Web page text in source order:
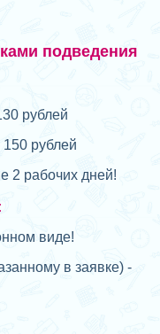
подведения
рублей
150 рублей
2 рабочих дней!
виде!
в заявке) -